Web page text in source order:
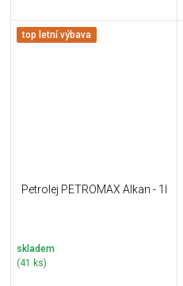
top letní výbava
Petrolej PETROMAX Alkan - 1l
skladem
(41 ks)